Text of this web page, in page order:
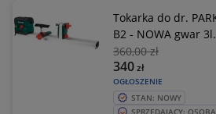
Tokarka do dr.
B2 - NOWA gwar 3l.
360,00 zł
OGŁOSZENIE
340zł
STAN: NOWY
SPRZEDAJĄCY: